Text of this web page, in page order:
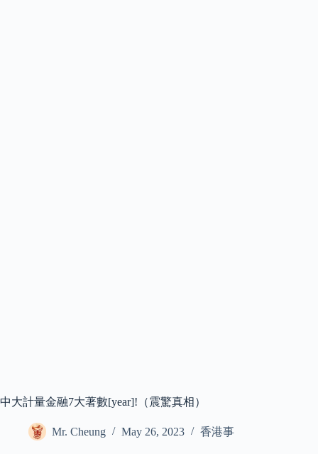
中大計量金融7大著數[year]!（震驚真相）
Mr. Cheung May 26, 2023 香港事